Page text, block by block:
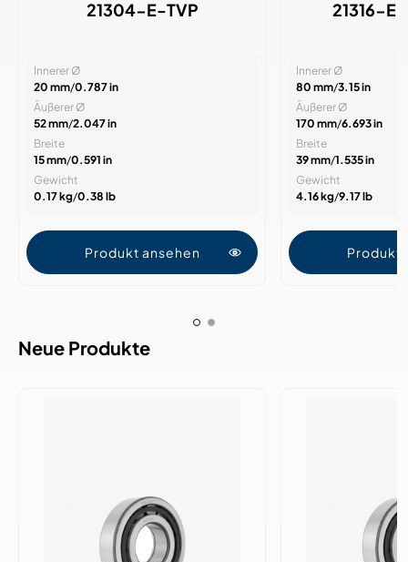
21304-E-TVP
Innerer Ø
20 mm/0.787 in
Äußerer Ø
52 mm/2.047 in
Breite
15 mm/0.591 in
Gewicht
0.17 kg/0.38 lb
Produkt ansehen
21316-
Innerer Ø
80 mm/3.15 in
Äußerer Ø
170 mm/6.693 in
Breite
39 mm/1.535 in
Gewicht
4.16 kg/9.17 lb
Produkt
Neue Produkte